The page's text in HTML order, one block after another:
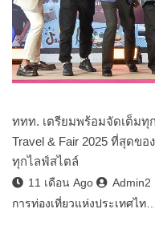
ททท. เตรียมพร้อมจัดเต็มทุ
Travel & Fair 2025 ที่สุดข
ทุกไลฟ์สไตล์
11 เดือน Ago
Admin2
การท่องเที่ยวแห่งประเทศไท…